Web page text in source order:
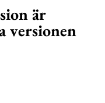
är
versionen